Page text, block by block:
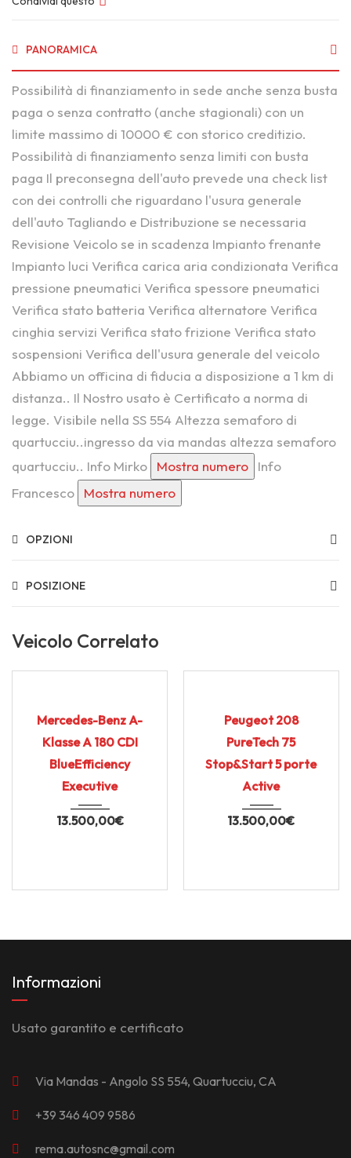
PANORAMICA
Possibilità di finanziamento in sede anche senza busta
paga o senza contratto (anche stagionali) con un
limite massimo di 10000 € con storico creditizio.
Possibilità di finanziamento senza limiti con busta
paga Il preconsegna dell'auto prevede una check list
con dei controlli che riguardano l'usura generale
dell'auto Tagliando e Distribuzione se necessaria
Revisione Veicolo se in scadenza Impianto frenante
Impianto luci Verifica carica aria condizionata Verifica
pressione pneumatici Verifica spessore pneumatici
Verifica stato batteria Verifica alternatore Verifica
cinghia servizi Verifica stato frizione Verifica stato
sospensioni Verifica dell'usura generale del veicolo
Abbiamo un officina di fiducia a disposizione a 1 km di
distanza.. Il Nostro usato è Certificato a norma di
legge. Visibile nella SS 554 Altezza semaforo di
quartucciu..ingresso da via mandas altezza semaforo
quartucciu.. Info Mirko
Mostra numero
Info
Francesco
Mostra numero
OPZIONI
POSIZIONE
Veicolo Correlato
Mercedes-Benz A-
Klasse A 180 CDI
BlueEfficiency
Executive
13.500,00€
Peugeot 208
PureTech 75
Stop&Start 5 porte
Active
13.500,00€
Informazioni
Usato garantito e certificato
Via Mandas - Angolo SS 554, Quartucciu, CA
+39 346 409 9586
rema.autosnc@gmail.com